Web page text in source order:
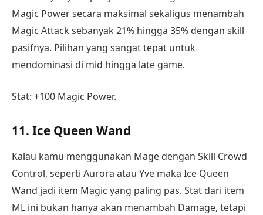
Magic Power secara maksimal sekaligus menambah
Magic Attack sebanyak 21% hingga 35% dengan skill
pasifnya. Pilihan yang sangat tepat untuk
mendominasi di mid hingga late game.
Stat: +100 Magic Power.
11. Ice Queen Wand
Kalau kamu menggunakan Mage dengan Skill Crowd
Control, seperti Aurora atau Yve maka Ice Queen
Wand jadi item Magic yang paling pas. Stat dari item
ML ini bukan hanya akan menambah Damage, tetapi